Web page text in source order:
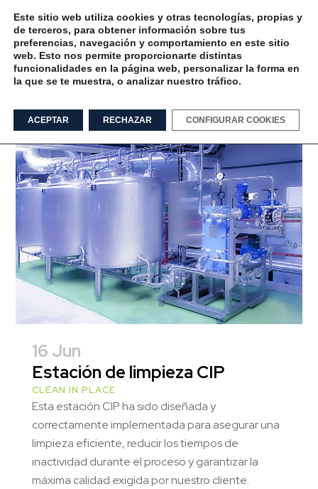
Limpieza industrial Tag
16 Jun
Estación de limpieza CIP
CLEAN IN PLACE
Esta estación CIP ha sido diseñada y
correctamente implementada para asegurar una
limpieza eficiente, reducir los tiempos de
inactividad durante el proceso y garantizar la
máxima calidad exigida por nuestro cliente.
Este sitio web utiliza cookies y otras tecnologías, propias y
de terceros, para obtener información sobre tus
preferencias, navegación y comportamiento en este sitio
web. Esto nos permite proporcionarte distintas
funcionalidades en la página web, personalizar la forma en
la que se te muestra, o analizar nuestro tráfico.
ACEPTAR RECHAZAR CONFIGURAR COOKIES